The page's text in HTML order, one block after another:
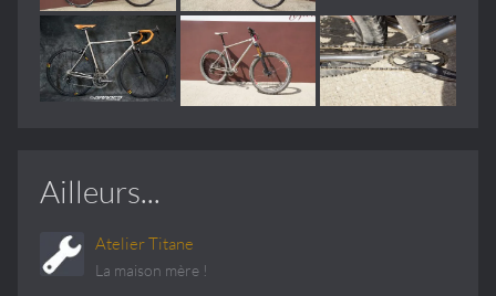
Ailleurs...
Atelier Titane
La maison mère !